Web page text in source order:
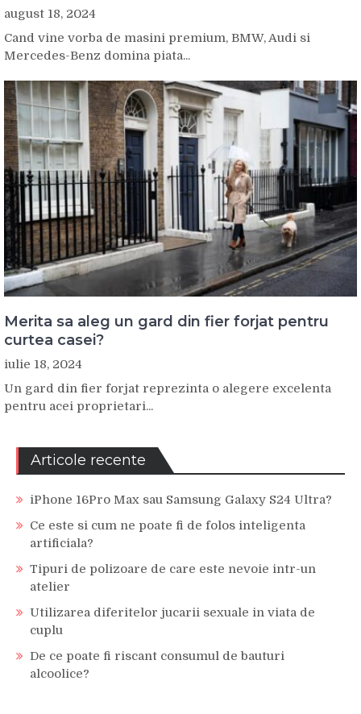
august 18, 2024
Cand vine vorba de masini premium, BMW, Audi si
Mercedes-Benz domina piata...
Merita sa aleg un gard din fier forjat pentru
curtea casei?
iulie 18, 2024
Un gard din fier forjat reprezinta o alegere excelenta
pentru acei proprietari...
Articole recente
iPhone 16Pro Max sau Samsung Galaxy S24 Ultra?
Ce este si cum ne poate fi de folos inteligenta
artificiala?
Tipuri de polizoare de care este nevoie intr-un
atelier
Utilizarea diferitelor jucarii sexuale in viata de
cuplu
De ce poate fi riscant consumul de bauturi
alcoolice?